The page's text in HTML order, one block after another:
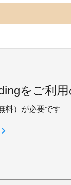
をご利
料）が必要です